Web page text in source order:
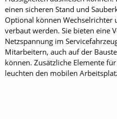
einen sicheren Stand und
Optional können Wechselrichter
verbaut werden. Sie bieten eine
Netzspannung im
Mitarbeitern, auch auf der
können. Zusätzliche Elemente
leuchten den mobilen